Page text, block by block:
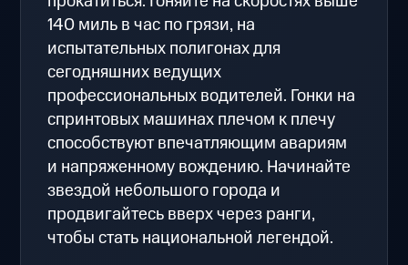
140 миль в час по грязи, на
испытательных полигонах для
сегодняшних ведущих
профессиональных водителей. Гонки на
спринтовых машинах плечом к плечу
способствуют впечатляющим авариям
и напряженному вождению. Начинайте
звездой небольшого города и
продвигайтесь вверх через ранги,
чтобы стать национальной легендой.